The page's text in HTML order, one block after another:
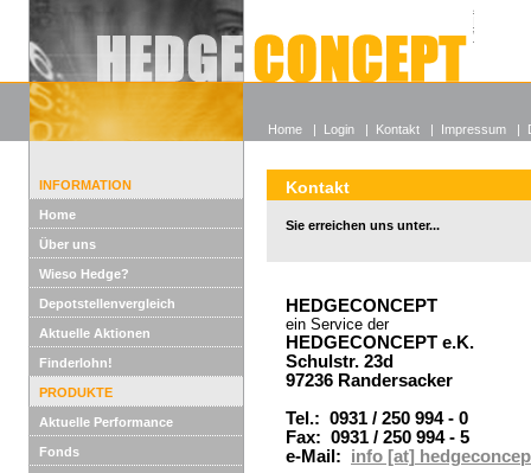
Alle
Wieso
INFORMATION
Home
Über uns
Wieso Hedge?
Depotstellenvergleich
Aktuelle Aktionen
Finderlohn!
PRODUKTE
Aktuelle Performance
Fonds
Kontakt
Sie erreichen uns unter...
HEDGECONCEPT
ein Service der
HEDGECONCEPT e.K.
Schulstr. 23d
97236 Randersacker
Tel.: 0931 / 250 994 - 0
Fax: 0931 / 250 994 - 5
e-Mail: info [at]
Home | Login | Kontakt | Impressum |